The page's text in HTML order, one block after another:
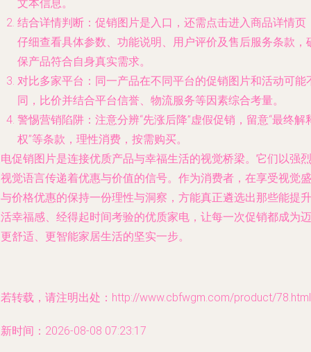
文本信息。
结合详情判断 ：促销图片是入口，还需点击进入商品详情页
仔细查看具体参数、功能说明、用户评价及售后服务条款，
保产品符合自身真实需求。
对比多家平台 ：同一产品在不同平台的促销图片和活动可能
同，比价并结合平台信誉、物流服务等因素综合考量。
警惕营销陷阱 ：注意分辨“先涨后降”虚假促销，留意“最终解
权”等条款，理性消费，按需购买。
促销图片是连接优质产品与幸福生活的视觉桥梁。它们以强烈
觉语言传递着优惠与价值的信号。作为消费者，在享受视觉盛
价格优惠的保持一份理性与洞察，方能真正遴选出那些能提升
幸福感、经得起时间考验的优质家电，让每一次促销都成为迈
舒适、更智能家居生活的坚实一步。
转载，请注明出处：http://www.cbfwgm.com/product/78.html
时间：2026-08-08 07:23:17